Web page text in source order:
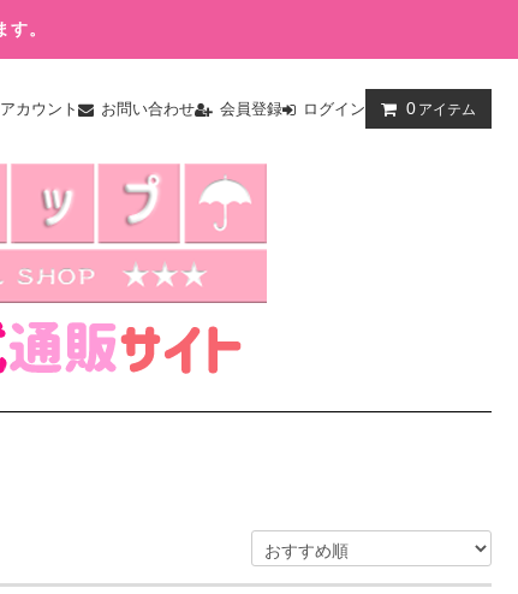
。
アカウント お問い合わせ 会員登録 ログイン 0 アイテム